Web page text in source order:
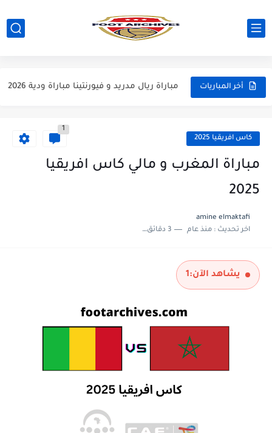
أخر المباريات
مباراة مانشستر يونايتد و اتلتيكو مدريد مباراة ودية 2026
مباراة ريال مدريد و فيورنتينا مباراة ودية 2026
مباراة برشلونة و بيرمنغهام مباراة ودية 2026 كاس افريقيا 2025
1
مباراة المغرب و مالي كاس افريقيا
2025
amine elmaktafi
اخر تحديث :منذ عام 3 دقائق للقراءة
يشاهد الآن:1